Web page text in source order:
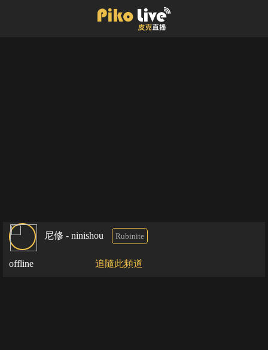
尼修 - ninishou Rubinite
offline 追隨此頻道